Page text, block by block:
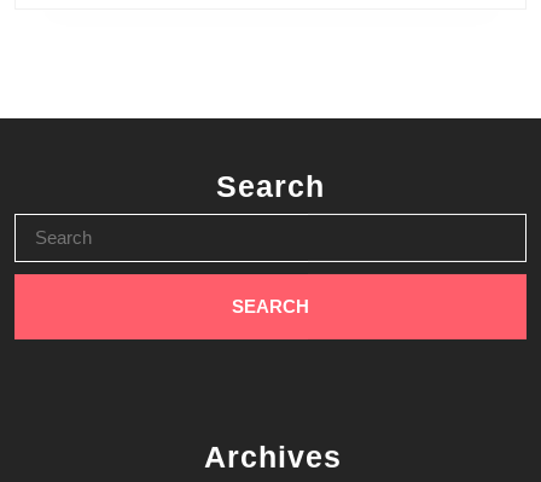
Search
for:
Archives